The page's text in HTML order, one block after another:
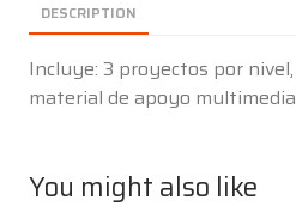
DESCRIPTION
Incluye: 3 proyectos por
material de apoyo multimedia
You might also like